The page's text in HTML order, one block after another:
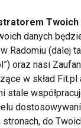
Jak
Twoich
danych
Radomiu (dalej
oraz nasi
w skład
stale
do